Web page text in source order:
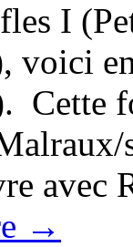
I
voici
Cette
→